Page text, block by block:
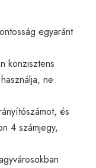
egyaránt
konzisztens
ne
és
4 számjegy,